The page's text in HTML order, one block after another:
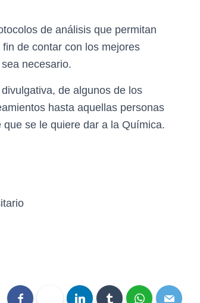
de análisis que permitan
de contar con los mejores
necesario.
de algunos de los
hasta aquellas personas
se le quiere dar a la Química.